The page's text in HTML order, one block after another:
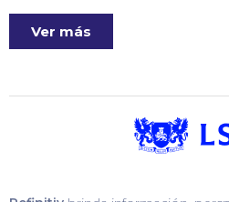
Ver más